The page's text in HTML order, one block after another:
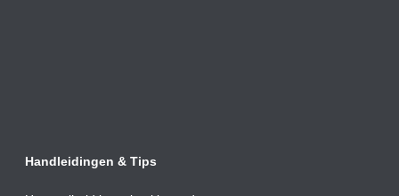
Handleidingen & Tips